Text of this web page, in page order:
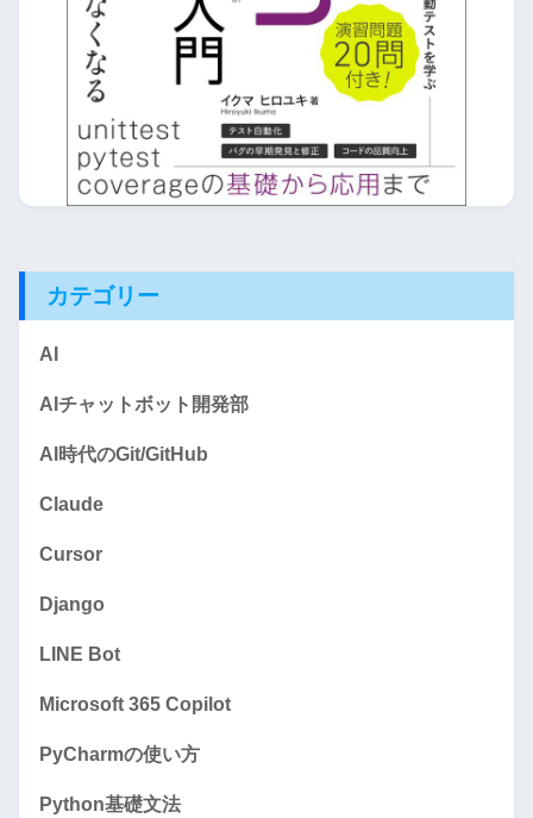
カテゴリー
AI
AIチャットボット開発部
AI時代のGit/GitHub
Claude
Cursor
Django
LINE Bot
Microsoft 365 Copilot
PyCharmの使い方
Python基礎文法